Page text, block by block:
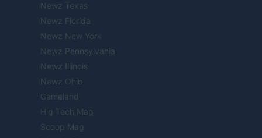
Newz Texas
Newz Florida
Newz New York
Newz Pennsylvania
Newz Illinois
Newz Ohio
Gameland
Hig Tech Mag
Scoop Mag